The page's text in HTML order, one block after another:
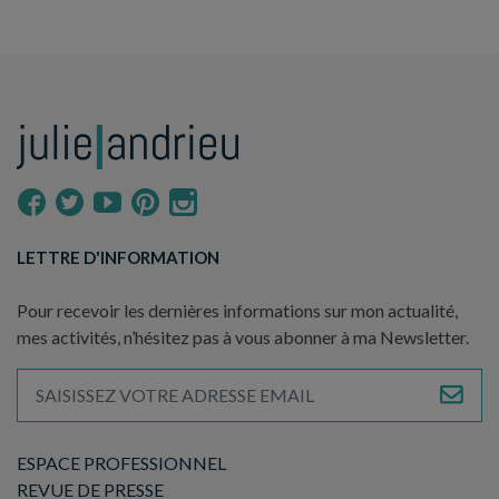
ESPACE PROFESSIONNEL
REVUE DE PRESSE
LETTRE D'INFORMATION
Pour recevoir les dernières informations sur mon actualité,
mes activités, n’hésitez pas à vous abonner à ma Newsletter.